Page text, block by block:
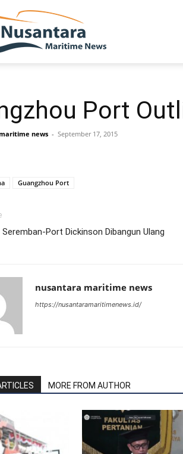
Port
news - September 17, 2015
Guangzhou Port
Port Dickinson Dibangun Ulang
nusantara maritime news
https://nusantaramaritimenews.id/
MORE FROM AUTHOR